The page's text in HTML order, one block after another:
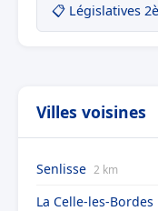
📋 Législatives
Villes voisines
Senlisse 2 km
La Celle-les-Bordes